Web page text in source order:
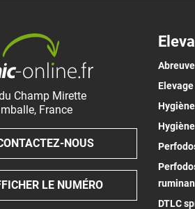
Champ Mirette
, France
NOUS
LE NUMÉRO
DTLC